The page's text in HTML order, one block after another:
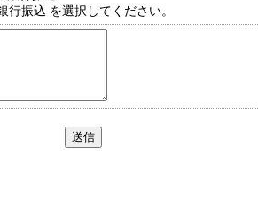
行振込 を選択してください。